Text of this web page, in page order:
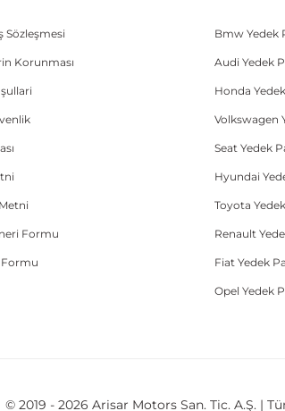
Sözleşmesi
Korunması
Formu
Formu
Bmw Yedek
Audi Yedek
Honda
Volkswagen
Seat Yedek
Hyundai
Toyota
Renault
Fiat Yedek
Opel Yedek
© 2019 - 2026 Arisar Motors San. Tic. A.Ş. |